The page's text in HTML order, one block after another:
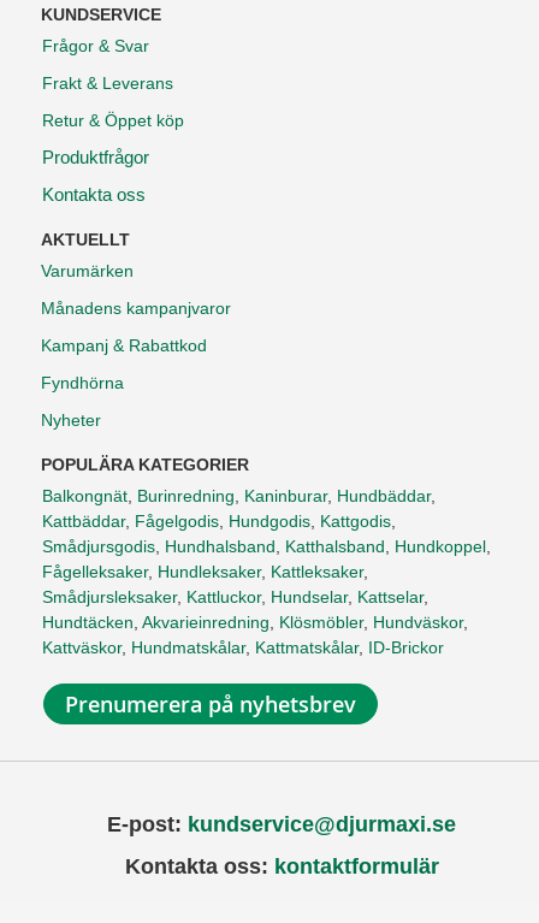
KUNDSERVICE
Frågor & Svar
Frakt & Leverans
Retur & Öppet köp
Produktfrågor
Kontakta oss
AKTUELLT
Varumärken
Månadens kampanjvaror
Kampanj & Rabattkod
Fyndhörna
Nyheter
POPULÄRA KATEGORIER
Balkongnät, Burinredning, Kaninburar, Hundbäddar,
Kattbäddar, Fågelgodis, Hundgodis, Kattgodis,
Smådjursgodis, Hundhalsband, Katthalsband, Hundkoppel,
Fågelleksaker, Hundleksaker, Kattleksaker,
Smådjursleksaker, Kattluckor, Hundselar, Kattselar,
Hundtäcken, Akvarieinredning, Klösmöbler, Hundväskor,
Kattväskor, Hundmatskålar, Kattmatskålar, ID-Brickor
Prenumerera på nyhetsbrev
E-post: kundservice@djurmaxi.se
Kontakta oss: kontaktformulär